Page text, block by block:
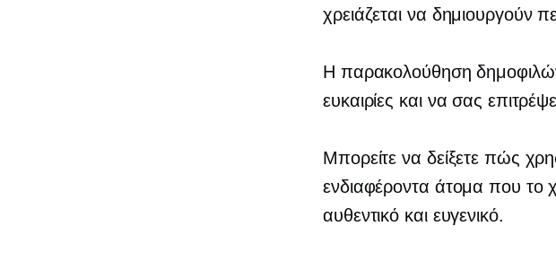
χρειάζεται να δημιουργούν
Η παρακολούθηση
ευκαιρίες και να σας
Μπορείτε να δείξετε πώς
ενδιαφέροντα άτομα που το
αυθεντικό και ευγενικό.